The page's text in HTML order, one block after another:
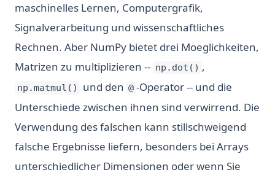
maschinelles Lernen, Computergrafik,
Signalverarbeitung und wissenschaftliches
Rechnen. Aber NumPy bietet drei Moeglichkeiten,
Matrizen zu multiplizieren -- np.dot() ,
np.matmul() und den @ -Operator -- und die
Unterschiede zwischen ihnen sind verwirrend. Die
Verwendung des falschen kann stillschweigend
falsche Ergebnisse liefern, besonders bei Arrays
unterschiedlicher Dimensionen oder wenn Sie